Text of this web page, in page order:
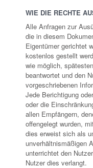
WIE DIE RECHTE
Alle Anfragen zur
die in diesem
Eigentümer gerichtet
kostenlos gestellt
wie möglich,
beantwortet und den
vorgeschriebenen
Jede Berichtigung
oder die
allen Empfängern,
offengelegt wurden,
dies erweist sich als
unverhältnismäßigen
unterrichtet den
Nutzer dies verlangt.